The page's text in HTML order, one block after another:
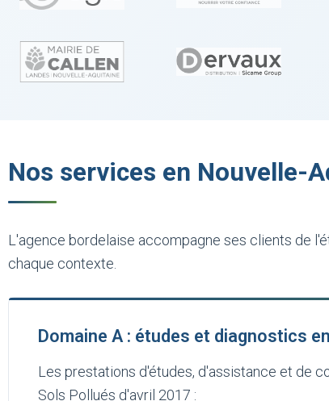
Nos services en Nouvelle-
L'agence bordelaise accompagne ses clients de
chaque contexte.
Domaine A : études et diagnostics
Les prestations d'études, d'assistance et de
Sols Pollués d'avril 2017 :